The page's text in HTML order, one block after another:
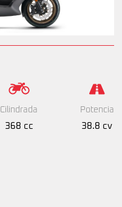
Cilindrada
368 cc
Potencia
38.8 cv